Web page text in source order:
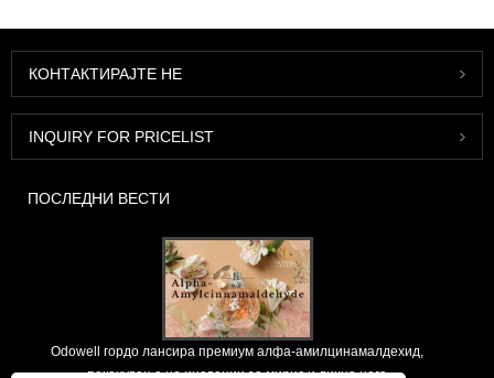
КОНТАКТИРАЈТЕ НЕ
INQUIRY FOR PRICELIST
ПОСЛЕДНИ ВЕСТИ
Odowell гордо лансира премиум алфа-амилцинамалдехид,
покачување на иновации за мирис и лична нега